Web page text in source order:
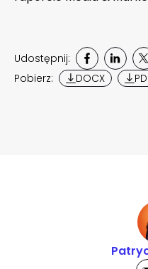
Udostępnij:
Pobierz:
DOCX